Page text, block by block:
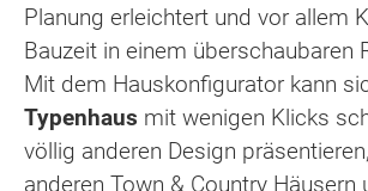
Planung erleichtert und vor allem
Bauzeit in einem überschaubaren
Mit dem Hauskonfigurator kann
Typenhaus mit wenigen Klicks
völlig anderen Design
anderen Town & Country Häusern